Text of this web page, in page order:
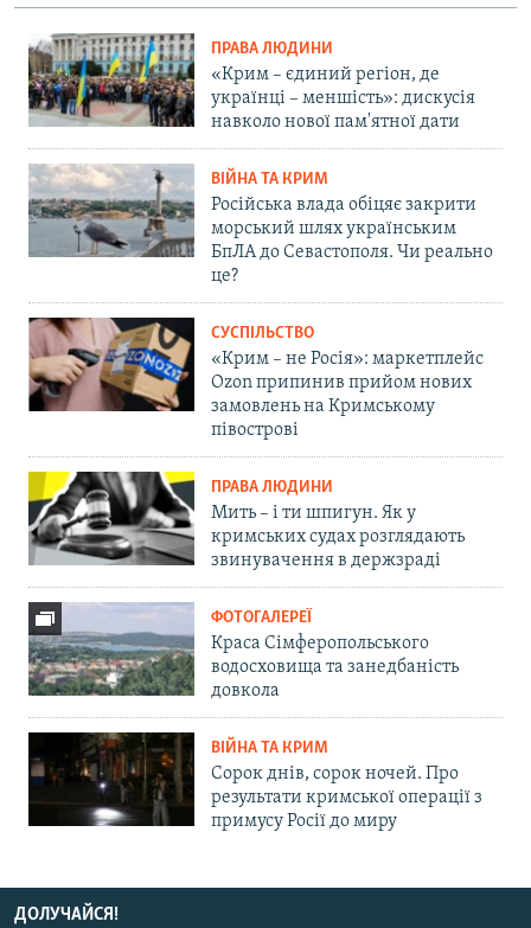
ПРАВА ЛЮДИНИ
«Крим – єдиний регіон, де
українці – меншість»: дискусія
навколо нової пам'ятної дати
ВІЙНА ТА КРИМ
Російська влада обіцяє закрити
морський шлях українським
БпЛА до Севастополя. Чи реально
це?
СУСПІЛЬСТВО
«Крим – не Росія»: маркетплейс
Ozon припинив прийом нових
замовлень на Кримському
півострові
ПРАВА ЛЮДИНИ
Мить – і ти шпигун. Як у
кримських судах розглядають
звинувачення в держзраді
ФОТОГАЛЕРЕЇ
Краса Сімферопольського
водосховища та занедбаність
довкола
ВІЙНА ТА КРИМ
Сорок днів, сорок ночей. Про
результати кримської операції з
примусу Росії до миру
ДОЛУЧАЙСЯ!